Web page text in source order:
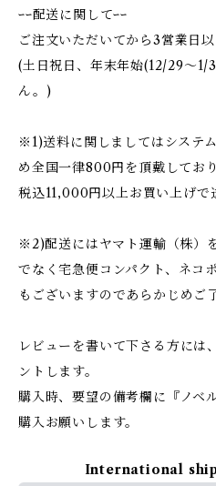
ｰｰ配送に関してｰｰ
ご注文いただいてから3営業日
(土日祝日、年末年始(12/29〜1/
ん。)
※1)送料に関しましてはシステ
め全国一律800円を頂戴しており
税込11,000円以上お買い上げで
※2)配送にはヤマト運輸（株）
でなく宅急便コンパクト、ネコ
もございますのであらかじめご
レビューを書いて下さる方には
ントします。
購入時、要望の備考欄に『ノベ
購入お願いします。
International